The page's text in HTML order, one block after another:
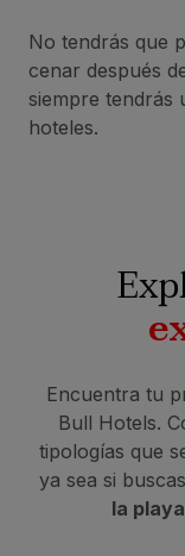
No tendrás que
cenar después
siempre tendrás
hoteles.
Encuentra tu
Bull Hotels.
tipologías que
ya sea si
la playa